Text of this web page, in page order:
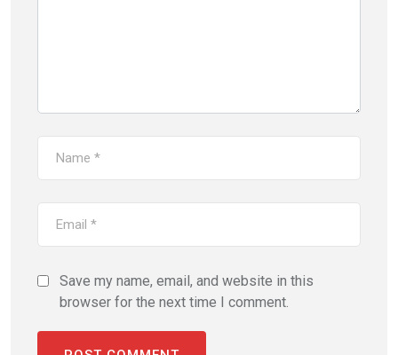
Save my name, email, and website in this
browser for the next time I comment.